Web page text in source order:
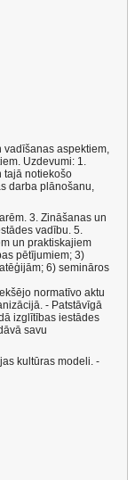
vadīšanas aspektiem,
Uzdevumi: 1.
tajā notiekošo
darba plānošanu,
3. Zināšanas un
vadību. 5.
un praktiskajiem
pētījumiem; 3)
6) semināros
normatīvo aktu
- Patstāvīgā
izglītības iestādes
savu
kultūras modeli. -